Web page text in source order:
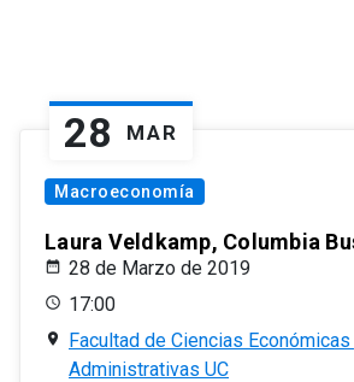
28 MAR
Macroeconomía
Laura Veldkamp, Columbia
28 de Marzo de 2019
17:00
Facultad de Ciencias
Administrativas UC